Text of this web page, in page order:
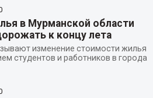
в Мурманской области
к концу лета
изменение стоимости жилья
студентов и работников в города